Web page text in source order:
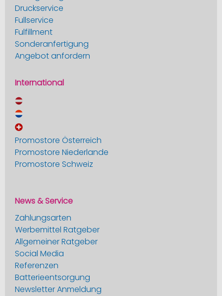
Druckservice
Fullservice
Fulfillment
Sonderanfertigung
Angebot anfordern
International
Promostore Österreich
Promostore Niederlande
Promostore Schweiz
News & Service
Zahlungsarten
Werbemittel Ratgeber
Allgemeiner Ratgeber
Social Media
Referenzen
Batterieentsorgung
Newsletter Anmeldung